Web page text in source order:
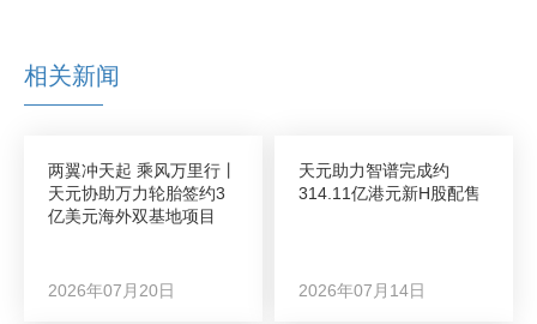
相关新闻
两翼冲天起 乘风万里行丨
天元协助万力轮胎签约3
亿美元海外双基地项目
2026年07月20日
天元助力智谱完成约
314.11亿港元新H股配售
2026年07月14日